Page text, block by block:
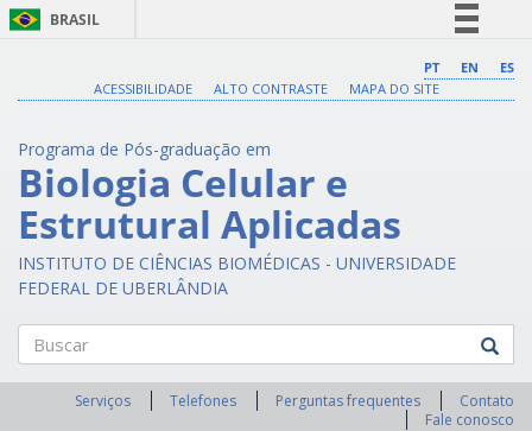
BRASIL
Comunica BR
Legislação
Canais
PT EN
ES
ACESSIBILIDADE
ALTO CONTRASTE MAPA DO SITE
Programa de Pós-graduação em
Biologia Celular e
Estrutural Aplicadas
INSTITUTO DE CIÊNCIAS BIOMÉDICAS - UNIVERSIDADE
FEDERAL DE UBERLÂNDIA
Buscar
Serviços Telefones Perguntas frequentes
Contato
Fale conosco